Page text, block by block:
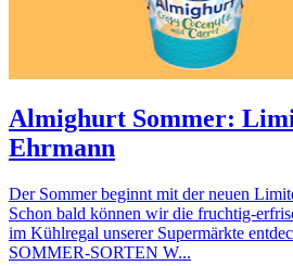
Almighurt Sommer:
Ehrmann
Der Sommer beginnt mit der neuen
Schon bald können wir die fruchtig-
im Kühlregal unserer Supermärkte
SOMMER-SORTEN W...